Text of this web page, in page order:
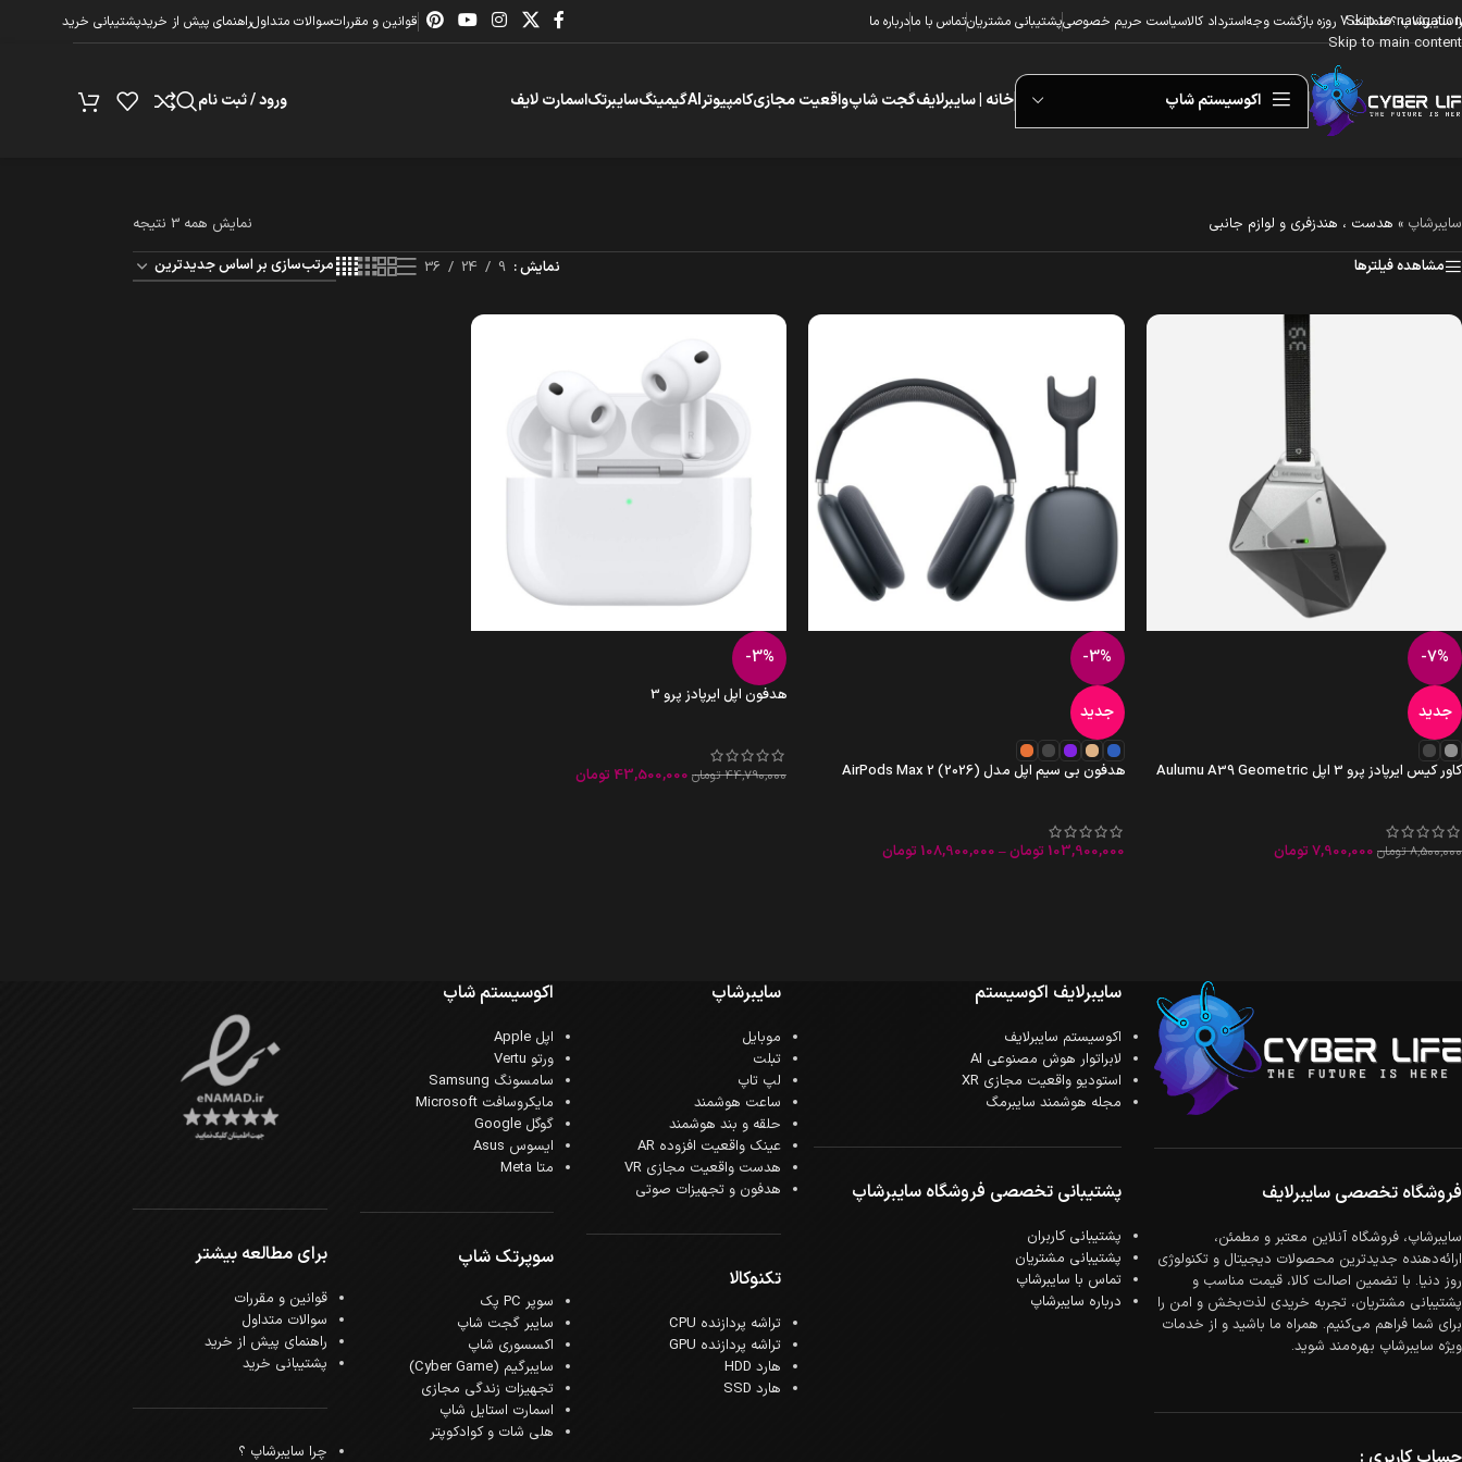
Skip to navigation
Skip to main content
سایبرشاپ ؟ضمانت 7 روزه بازگشت وجه استرداد کالاسیاست حریم خصوصیپشتیبانی مشتریانتماس با مادرباره ما قوانین و مقرراتسوالات متداولراهنمای پیش از خریدپشتیبانی خرید
اکوسیستم شاپ خانه | سایبرلایفگجت شاپواقعیت مجازیکامپیوترAIگیمینگسایبرتکاسمارت لایف ورود / ثبت نام
سایبرشاپ » هدست ، هندزفری و لوازم جانبی
نمایش همه 3 نتیجه
مشاهده فیلترها
نمایش 9
24
36
-7%
جدید
کاور کیس ایرپادز پرو 3 اپل Aulumu A39 Geometric
8,500,000 تومان 7,900,000 تومان
-3%
جدید
هدفون بی سیم اپل مدل AirPods Max 2 (2026)
103,900,000 تومان–
108,900,000 تومان
-3%
هدفون اپل ایرپادز پرو 3
44,790,000 تومان 43,500,000 تومان
فروشگاه تخصصی سایبرلایف
سایبرشاپ، فروشگاه آنلاین معتبر و مطمئن،
ارائه‌دهنده جدیدترین محصولات دیجیتال و تکنولوژی
روز دنیا. با تضمین اصالت کالا، قیمت مناسب و
پشتیبانی مشتریان، تجربه خریدی لذت‌بخش و امن را
برای شما فراهم می‌کنیم. همراه ما باشید و از خدمات
ویژه سایبرشاپ بهره‌مند شوید.
سایبرلایف اکوسیستم
اکوسیستم سایبرلایف
لابراتوار هوش مصنوعی AI
استودیو واقعیت مجازی XR
مجله هوشمند سایبرمگ
پشتیبانی تخصصی فروشگاه سایبرشاپ
پشتیبانی کاربران
پشتیبانی مشتریان
تماس با سایبرشاپ
درباره سایبرشاپ
سایبرشاپ
موبایل
تبلت
لپ تاپ
ساعت هوشمند
حلقه و بند هوشمند
عینک واقعیت افزوده AR
هدست واقعیت مجازی VR
هدفون و تجهیزات صوتی
تکنوکالا
تراشه پردازنده CPU
تراشه پردازنده GPU
هارد HDD
هارد SSD
اکوسیستم شاپ
اپل Apple
ورتو Vertu
سامسونگ Samsung
مایکروسافت Microsoft
گوگل Google
ایسوس Asus
متا Meta
سوپرتک شاپ
سوپر PC پک
سایبر گجت شاپ
اکسسوری شاپ
سایبرگیم (Cyber Game)
تجهیزات زندگی مجازی
اسمارت استایل شاپ
هلی شات و کوادکوپتر
برای مطالعه بیشتر
قوانین و مقررات
سوالات متداول
راهنمای پیش از خرید
پشتیبانی خرید
چرا سایبرشاپ ؟